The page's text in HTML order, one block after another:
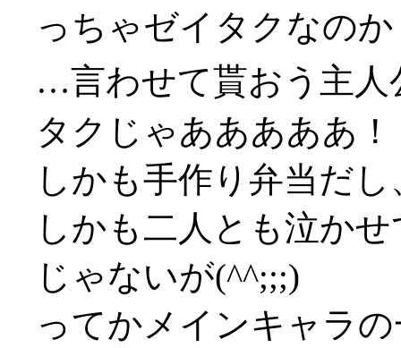
っちゃゼイタクなの
…言わせて貰おう主
タクじゃあああああ
しかも手作り弁当だし
しかも二人とも泣か
じゃないが(^^;;;)
ってかメインキャラ